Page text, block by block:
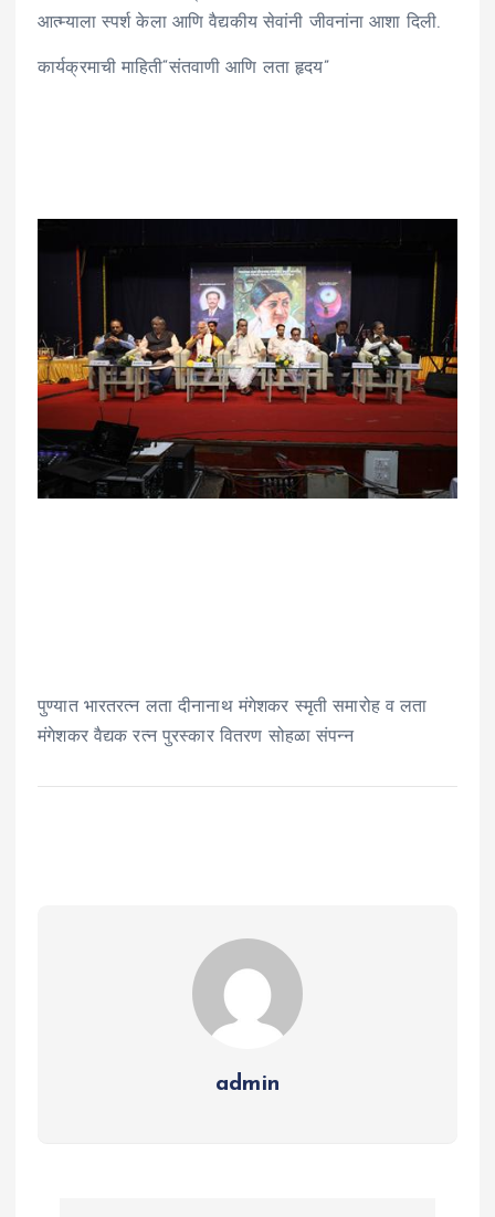
आत्म्याला स्पर्श केला आणि वैद्यकीय सेवांनी जीवनांना आशा दिली.
कार्यक्रमाची माहिती“संतवाणी आणि लता हृदय”
पुण्यात भारतरत्न लता दीनानाथ मंगेशकर स्मृती समारोह व लता
मंगेशकर वैद्यक रत्न पुरस्कार वितरण सोहळा संपन्न
admin